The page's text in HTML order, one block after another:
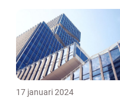
17 januari 2024